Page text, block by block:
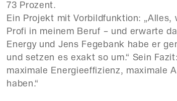
73 Prozent.
Ein Projekt mit Vorbildfunktion:
Profi in meinem Beruf – und erwarte
Energy und Jens Fegebank habe er
und setzen es exakt so um.“ Sein
maximale Energieeffizienz, maximale
haben.“